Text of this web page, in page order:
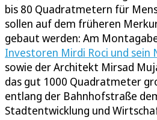
bis 80 Quadratmetern für
sollen auf dem früheren
gebaut werden: Am
Investoren Mirdi Roci und sein
sowie der Architekt Mirsad
das gut 1000 Quadratmeter
entlang der Bahnhofstraße
Stadtentwicklung und